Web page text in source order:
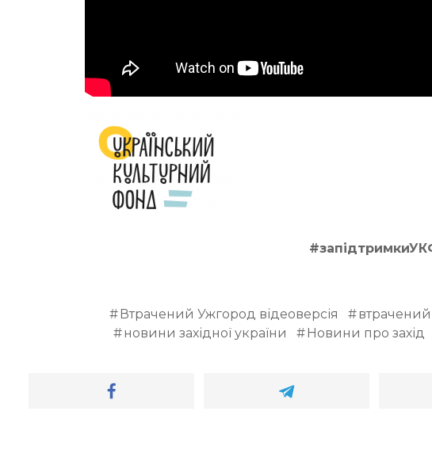
Втрачений Ужгород відеоверсія
втрачений
новини західної україни
Новини про захід